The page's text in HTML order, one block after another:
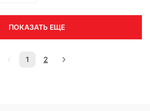
ПОКАЗАТЬ ЕЩЕ
1 2